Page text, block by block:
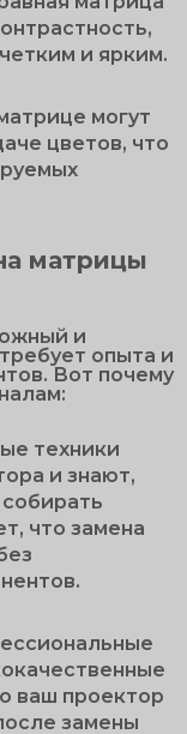
и ярким.
могут
цветов, что
матрицы
и
опыта и
Вот почему
техники
и знают,
что замена
ваш проектор
замены